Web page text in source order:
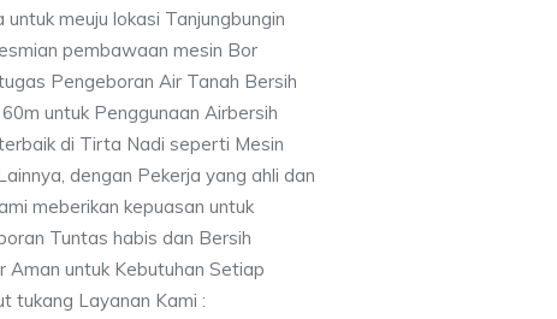
untuk meuju lokasi Tanjungbungin
pembawaan mesin Bor
Pengeboran Air Tanah Bersih
untuk Penggunaan Airbersih
di Tirta Nadi seperti Mesin
dengan Pekerja yang ahli dan
meberikan kepuasan untuk
Tuntas habis dan Bersih
Aman untuk Kebutuhan Setiap
tukang Layanan Kami :